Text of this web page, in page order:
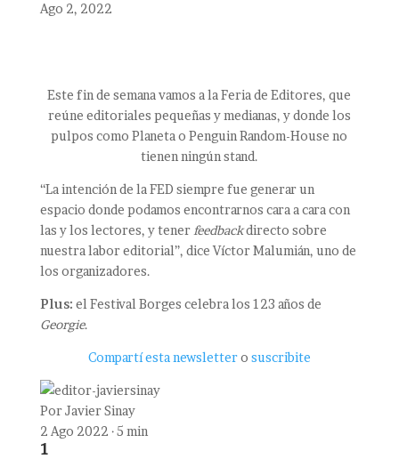
Ago 2, 2022
Este fin de semana vamos a la Feria de Editores, que
reúne editoriales pequeñas y medianas, y donde los
pulpos como Planeta o Penguin Random-House no
tienen ningún stand.
“La intención de la FED siempre fue generar un
espacio donde podamos encontrarnos cara a cara con
las y los lectores, y tener feedbackdirecto sobre
nuestra labor editorial”, dice Víctor Malumián, uno de
los organizadores.
Plus: el Festival Borges celebra los 123 años de
Georgie.
Compartí esta newslettero suscribite
PorJavier Sinay
2 Ago 2022 · 5 min
1